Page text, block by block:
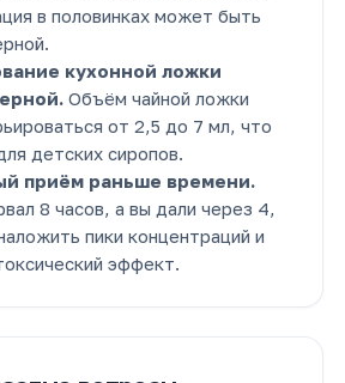
в половинках может быть
кухонной ложки
Объём чайной ложки
от 2,5 до 7 мл, что
детских сиропов.
приём раньше времени.
8 часов, а вы дали через 4,
пики концентраций и
эффект.